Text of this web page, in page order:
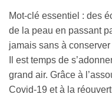
Mot-clé essentiel : des
de la peau en passant
jamais sans à
Il est temps de
grand air. Grâce à
Covid-19 et à la